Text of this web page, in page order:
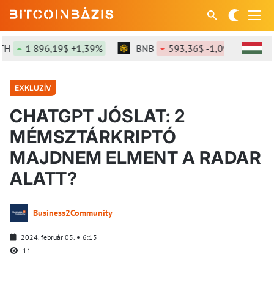
1 896,19$ +1,39% BNB 593,36$ -1,09% SOL
EXKLUZÍV
CHATGPT JÓSLAT: 2
MÉMSZTÁRKRIPTÓ
MAJDNEM ELMENT A RADAR
ALATT?
Business2Community
2024. február 05.
6:15
11